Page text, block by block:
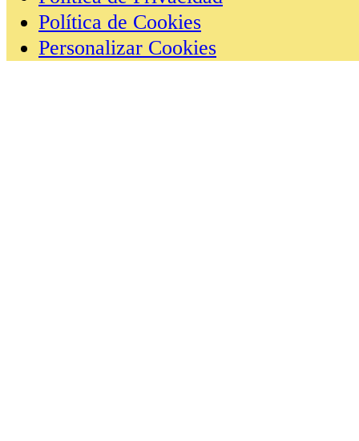
Política de Cookies
Personalizar Cookies